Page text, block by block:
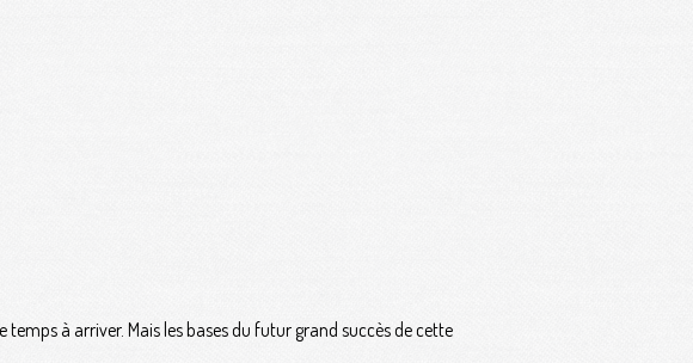
à arriver. Mais les bases du futur grand succès de cette